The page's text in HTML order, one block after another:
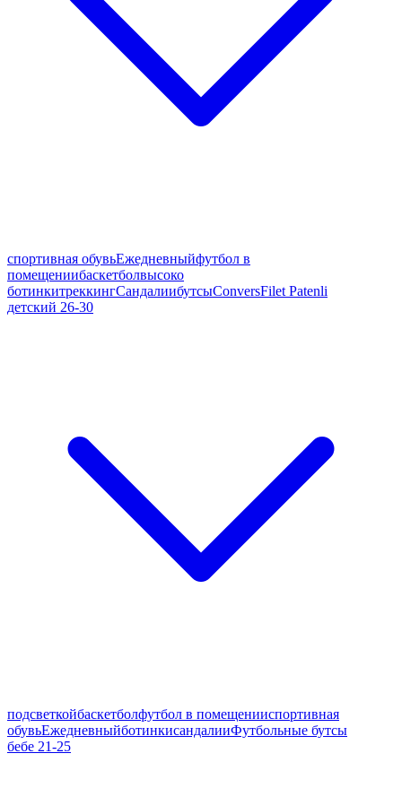
спортивная обувьЕжедневныйфутбол в
помещениибаскетболвысоко
ботинкитреккингСандалиибутсыConversFilet Patenli
детский 26-30
подсветкойбаскетболфутбол в помещенииспортивная
обувьЕжедневныйботинкисандалииФутбольные бутсы
бебе 21-25